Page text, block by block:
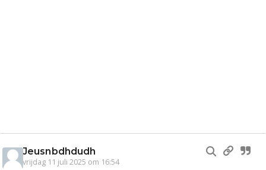
Jeusnbdhdudh
vrijdag 11 juli 2025 om 16:54